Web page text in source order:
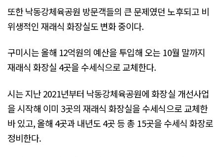
또한 낙동강체육공원 방문객들의 큰 문제였던 노후되고 비
위생적인 재래식 화장실도 변화 중이다.
구미시는 올해 12억원의 예산을 투입해 오는 10월 말까지
재래식 화장실 4곳을 수세식으로 교체한다.
시는 지난 2021년부터 낙동강체육공원에 화장실 개선사업
을 시작해 이미 3곳의 재래식 화장실을 수세식으로 교체한
바 있고, 올해 4곳과 내년도 4곳 등 총 15곳을 수세식 화장로
정비한다.